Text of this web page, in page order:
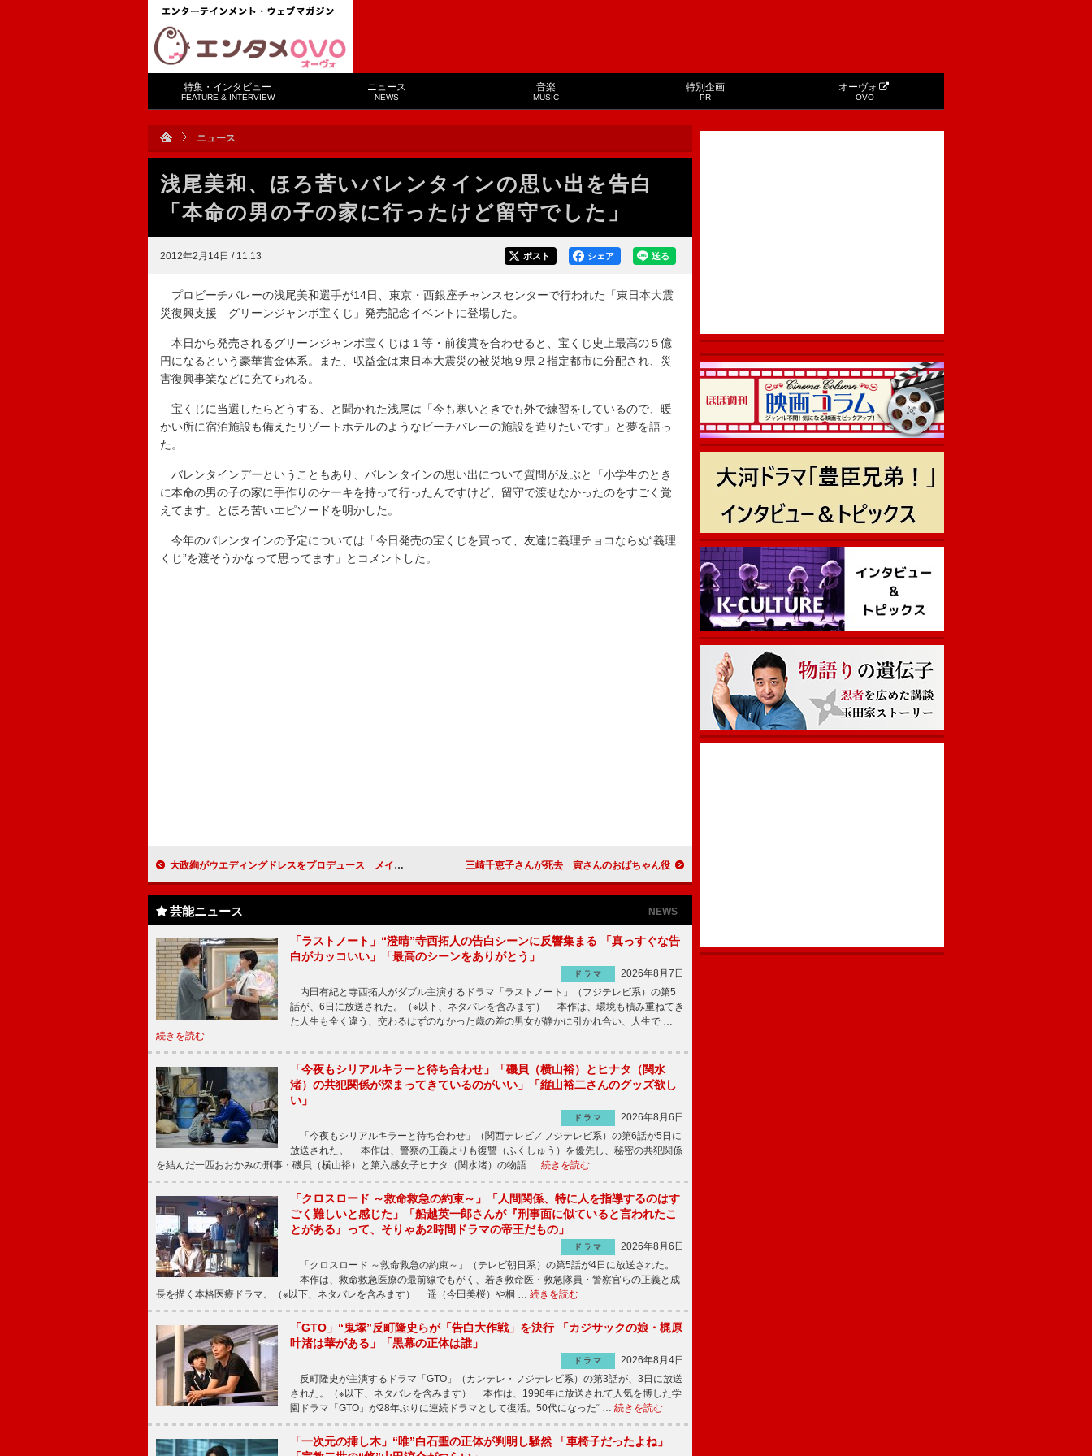
特集・インタビュー
FEATURE & INTERVIEW
ニュース
NEWS
音楽
MUSIC
特別企画
PR
オーヴォ
OVO
ニュース
浅尾美和、ほろ苦いバレンタインの思い出を告白
「本命の男の子の家に行ったけど留守でした」
2012年2月14日 / 11:13 送る
シェア
ポスト
プロビーチバレーの浅尾美和選手が14日、東京・西銀座チャンスセンターで行われた「東日本大震
災復興支援 グリーンジャンボ宝くじ」発売記念イベントに登場した。
本日から発売されるグリーンジャンボ宝くじは１等・前後賞を合わせると、宝くじ史上最高の５億
円になるという豪華賞金体系。また、収益金は東日本大震災の被災地９県２指定都市に分配され、災
害復興事業などに充てられる。
宝くじに当選したらどうする、と聞かれた浅尾は「今も寒いときでも外で練習をしているので、暖
かい所に宿泊施設も備えたリゾートホテルのようなビーチバレーの施設を造りたいです」と夢を語っ
た。
バレンタインデーということもあり、バレンタインの思い出について質問が及ぶと「小学生のとき
に本命の男の子の家に手作りのケーキを持って行ったんですけど、留守で渡せなかったのをすごく覚
えてます」とほろ苦いエピソードを明かした。
今年のバレンタインの予定については「今日発売の宝くじを買って、友達に義理チョコならぬ“義理
くじ”を渡そうかなって思ってます」とコメントした。
大政絢がウエディングドレスをプロデュース メイサにも「機会があれば着てほしい」 三崎千恵子さんが死去 寅さんのおばちゃん役
芸能ニュース NEWS
「ラストノート」“澄晴”寺西拓人の告白シーンに反響集まる 「真っすぐな告
白がカッコいい」「最高のシーンをありがとう」
ドラマ
2026年8月7日
内田有紀と寺西拓人がダブル主演するドラマ「ラストノート」（フジテレビ系）の第5
話が、6日に放送された。（※以下、ネタバレを含みます） 本作は、環境も積み重ねてき
た人生も全く違う、交わるはずのなかった歳の差の男女が静かに引かれ合い、人生で …
続きを読む
「今夜もシリアルキラーと待ち合わせ」「磯貝（横山裕）とヒナタ（関水
渚）の共犯関係が深まってきているのがいい」「縦山裕二さんのグッズ欲し
い」
ドラマ
2026年8月6日
「今夜もシリアルキラーと待ち合わせ」（関西テレビ／フジテレビ系）の第6話が5日に
放送された。 本作は、警察の正義よりも復讐（ふくしゅう）を優先し、秘密の共犯関係
を結んだ一匹おおかみの刑事・磯貝（横山裕）と第六感女子ヒナタ（関水渚）の物語 … 続きを読む
「クロスロード ～救命救急の約束～」「人間関係、特に人を指導するのはす
ごく難しいと感じた」「船越英一郎さんが『刑事面に似ていると言われたこ
とがある』って、そりゃあ2時間ドラマの帝王だもの」
ドラマ
2026年8月6日
「クロスロード ～救命救急の約束～」（テレビ朝日系）の第5話が4日に放送された。
本作は、救命救急医療の最前線でもがく、若き救命医・救急隊員・警察官らの正義と成
長を描く本格医療ドラマ。（※以下、ネタバレを含みます） 遥（今田美桜）や桐 … 続きを読む
「GTO」“鬼塚”反町隆史らが「告白大作戦」を決行 「カジサックの娘・梶原
叶渚は華がある」「黒幕の正体は誰」
ドラマ
2026年8月4日
反町隆史が主演するドラマ「GTO」（カンテレ・フジテレビ系）の第3話が、3日に放送
された。（※以下、ネタバレを含みます） 本作は、1998年に放送されて人気を博した学
園ドラマ「GTO」が28年ぶりに連続ドラマとして復活。50代になった“ … 続きを読む
「一次元の挿し木」“唯”白石聖の正体が判明し騒然 「車椅子だったよね」